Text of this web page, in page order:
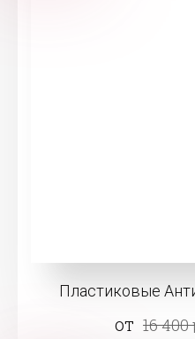
Пластиковые
от 16 400